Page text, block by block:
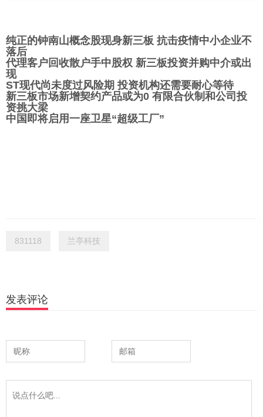
纯正的钟南山概念股现身新三板 抗击疫情中小企业不
落后
代理客户回收散户手中股权 新三板投资并购中介或出
现
ST现代尚未度过风险期 投资机构还需要耐心等待
新三板市场新增契约产品或为0 有限合伙制和公司投
资挑大梁
中国即将启用一座卫星“超级工厂”
831118 兰亭科技
发表评论